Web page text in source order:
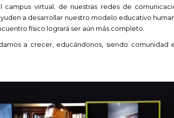
campus virtual, de nuestras redes de
a desarrollar nuestro modelo educativo
físico logrará ser aún más completo.
a crecer, educándonos, siendo comunidad